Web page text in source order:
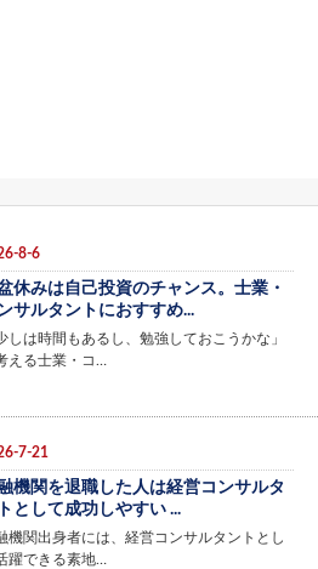
8-6
休みは自己投資のチャンス。士業・
サルタントにおすすめ...
しは時間もあるし、勉強しておこうかな」
える士業・コ…
7-21
機関を退職した人は経営コンサルタ
として成功しやすい ...
機関出身者には、経営コンサルタントとし
躍できる素地…